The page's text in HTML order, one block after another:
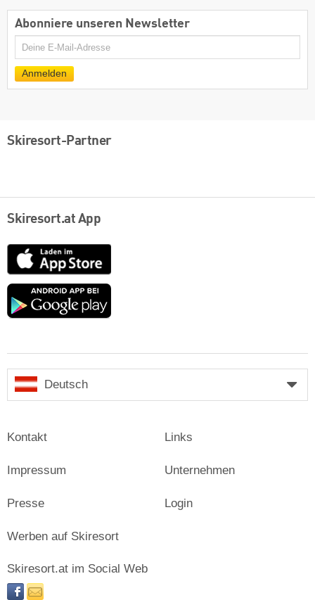
Abonniere unseren Newsletter
E-
Anmelden
Skiresort-Partner
Skiresort.at App
App
Store
Google
Deutsch
Kontakt
Impressum
Presse
Links
Unternehmen
Login
Werben auf Skiresort
Skiresort.at im Social Web
facebooknewsletter